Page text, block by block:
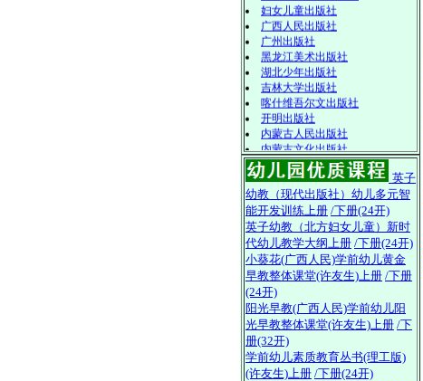
东北师范大学出版社
妇女儿童出版社
广西人民出版社
广州出版社
黑龙江美术出版社
湖北少年出版社
吉林大学出版社
喀什维吾尔文出版社
开明出版社
内蒙古人民出版社
内蒙古文化出版社
陕西旅游出版社
武汉出版社
西北农林科技大学出版社
现代出版社
新疆美术摄影出版
新疆美术摄影出版社
新疆青少年出版社
新疆人民出版社
新蕾出版社
延边大学出版社
延边人民出版社
云南出版
中国和平出版社
英子
幼教（现代出版社）幼儿多元智
能开发训练上册 /下册(24开)
英子幼教（北方妇女儿童）新时
代幼儿教学大纲上册 /下册(24开)
小葵花(广西人民)学前幼儿黄金
早教整体课堂(许友生)上册 /下册
(24开)
阳光早教(广西人民)学前幼儿阳
光早教整体课堂(许友生)上册 /下
册(32开)
学前幼儿素质教育丛书(理工版)
(许友生)上册 /下册(24开)